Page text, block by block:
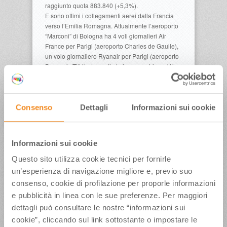
Consenso Dettagli Informazioni sui cookie
Informazioni sui cookie
Questo sito utilizza cookie tecnici per fornirle
un’esperienza di navigazione migliore e, previo suo
consenso, cookie di profilazione per proporle informazioni
e pubblicità in linea con le sue preferenze. Per maggiori
dettagli può consultare le nostre “informazioni sui
cookie”, cliccando sul link sottostante o impostare le
raggiunto quota 883.840 (+5,3%).
E sono ottimi i collegamenti aerei dalla Francia
verso l’Emilia Romagna. Attualmente l’aeroporto
“Marconi” di Bologna ha 4 voli giornalieri Air
France per Parigi (aeroporto Charles de Gaulle),
un volo giornaliero Ryanair per Parigi (aeroporto
Beauvais Tillé), due voli al giorno per Lione (Air
ci saranno tre voli alla settimana Ryanair per
Marsiglia. Nel 2018 nello scalo bolognese hanno
offerta outdoor – commenta l’Assessore
Regionale al Turismo Andrea Corsini – e la
Francia è tra i primi mercati in Europa a
prediligere le vacanze all’aria aperta. Un
segmento destinato a crescere nel 2019,
secondo le stime di settore, che ha reso
l’innovazione del prodotto una delle priorità di
questa legislatura”.